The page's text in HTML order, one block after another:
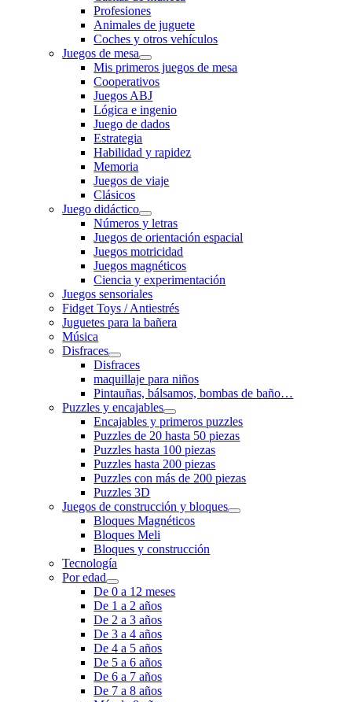
Profesiones
Animales de juguete
Coches y otros vehículos
Juegos de mesa
Mis primeros juegos de mesa
Cooperativos
Juegos ABJ
Lógica e ingenio
Juego de dados
Estrategia
Habilidad y rapidez
Memoria
Juegos de viaje
Clásicos
Juego didáctico
Números y letras
Juegos de orientación espacial
Juegos motricidad
Juegos magnéticos
Ciencia y experimentación
Juegos sensoriales
Fidget Toys / Antiestrés
Juguetes para la bañera
Música
Disfraces
Disfraces
maquillaje para niños
Pintauñas, bálsamos, bombas de baño…
Puzzles y encajables
Encajables y primeros puzzles
Puzzles de 20 hasta 50 piezas
Puzzles hasta 100 piezas
Puzzles hasta 200 piezas
Puzzles con más de 200 piezas
Puzzles 3D
Juegos de construcción y bloques
Bloques Magnéticos
Bloques Meli
Bloques y construcción
Tecnología
Por edad
De 0 a 12 meses
De 1 a 2 años
De 2 a 3 años
De 3 a 4 años
De 4 a 5 años
De 5 a 6 años
De 6 a 7 años
De 7 a 8 años